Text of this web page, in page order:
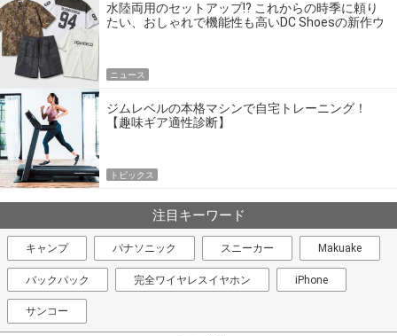
水陸両用のセットアップ!? これからの時季に頼り
たい、おしゃれで機能性も高いDC Shoesの新作ウ
ニュース
ジムレベルの本格マシンで自宅トレーニング！
【趣味ギア適性診断】
トピックス
注目キーワード
キャンプ パナソニック スニーカー Makuake
バックパック 完全ワイヤレスイヤホン iPhone
サンコー